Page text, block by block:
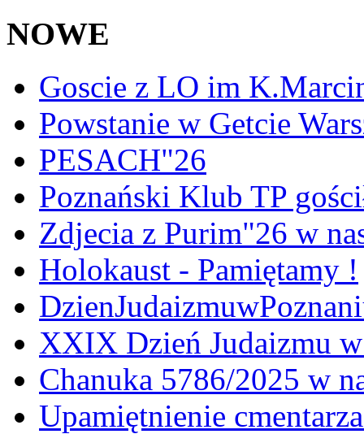
NOWE
Goscie z LO im
Powstanie w Getcie
PESACH"26
Poznański Klub TP
Zdjecia z Purim"26 w
Holokaust - Pamiętamy !
XXIX Dzień Judaizmu
Chanuka 5786/2025 w
Upamiętnienie